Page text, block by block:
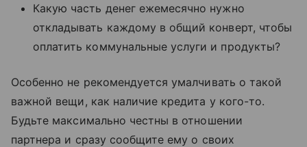
Какую часть денег ежемесячно нужно
откладывать каждому в общий конверт, чтобы
оплатить коммунальные услуги и продукты?
Особенно не рекомендуется умалчивать о такой
важной вещи, как наличие кредита у кого-то.
Будьте максимально честны в отношении
партнера и сразу сообщите ему о своих